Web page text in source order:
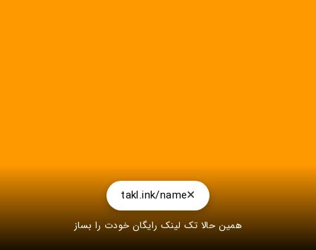
takl.ink/name
همین حالا تک لینک رایگان خودت را بساز